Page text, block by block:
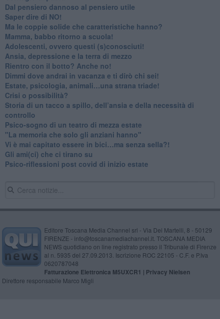
​Dal pensiero dannoso al pensiero utile
​Saper dire di NO!
​Ma le coppie solide che caratteristiche hanno?
​Mamma, babbo ritorno a scuola!
Adolescenti, ovvero questi (s)conosciuti!
Ansia, depressione e la terra di mezzo
​Rientro con il botto? Anche no!
Dimmi dove andrai in vacanza e ti dirò chi sei!
​Estate, psicologia, animali…una strana triade!
​Crisi o possibilità?
​Storia di un tacco a spillo, dell’ansia e della necessità di
controllo
​Psico-sogno di un teatro di mezza estate
"La memoria che solo gli anziani hanno"
​Vi è mai capitato essere in bici…ma senza sella?!
​Gli ami(ci) che ci tirano su
Psico-riflessioni post covid di inizio estate
Editore Toscana Media Channel srl - Via Dei Martelli, 8 - 50129
FIRENZE - info@toscanamediachannel.it. TOSCANA MEDIA
NEWS quotidiano on line registrato presso il Tribunale di Firenze
al n. 5935 del 27.09.2013. Iscrizione ROC 22105 - C.F. e P.Iva
0620787048
Fatturazione Elettronica M5UXCR1 | Privacy Nielsen
Direttore responsabile Marco Migli